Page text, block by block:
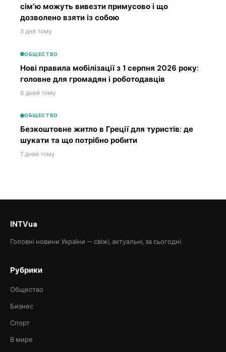
сім’ю можуть вивезти примусово і що
дозволено взяти із собою
3 дня тому
ОБЩЕСТВО
Нові правила мобілізації з 1 серпня 2026 року:
головне для громадян і роботодавців
6 дней тому
ОБЩЕСТВО
Безкоштовне житло в Греції для туристів: де
шукати та що потрібно робити
7 дней тому
INTVua
Головні новини України — свіжі, актуальні, за сьогодні.
Рубрики
Общество
Бизнес
Спорт
В мире